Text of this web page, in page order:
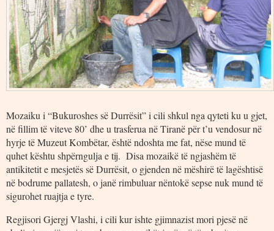
Mozaiku i “Bukuroshes së Durrësit” i cili shkul nga qyteti ku u gjet,
në fillim të viteve 80’ dhe u trasferua në Tiranë për t’u vendosur në
hyrje të Muzeut Kombëtar, është ndoshta me fat, nëse mund të
quhet kështu shpërngulja e tij. Disa mozaikë të ngjashëm të
antikitetit e mesjetës së Durrësit, o gjenden në mëshirë të lagështisë
në bodrume pallatesh, o janë rimbuluar nëntokë sepse nuk mund të
sigurohet ruajtja e tyre.
Regjisori Gjergj Vlashi, i cili kur ishte gjimnazist mori pjesë në